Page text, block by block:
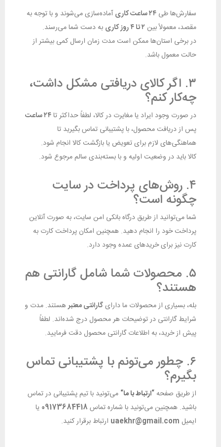
سفارش‌ها طی ۲۴ ساعت کاری
آماده‌سازی می‌شوند و با توجه به
مقصد، معمولاً بین ۲ تا ۴ روز کاری
به دست شما می‌رسند.
در برخی استان‌ها ممکن است مدت زمان ارسال کمی بیشتر از
حالت معمول باشد.
۳. اگر کالای دریافتی مشکل داشت،
چه‌کار کنم؟
در صورت وجود ایراد یا مغایرت در کالا، لطفاً حداکثر تا۲۴ ساعت
پس از دریافت محصول، با پشتیبانی تماس بگیرید تا
هماهنگی‌های لازم برای تعویض یا بازگشت کالا انجام شود.
کالا باید در وضعیت اولیه و با بسته‌بندی سالم مرجوع شود.
۴. روش‌های پرداخت در سایت
چگونه است؟
شما می‌توانید از طریق درگاه بانکی امن سایت، به صورت آنلاین
پرداخت خود را انجام دهید. همچنین امکان پرداخت کارت به
کارت نیز برای خریدهای عمده وجود دارد.
۵. محصولات شما شامل گارانتی هم
هستند؟
بله، بسیاری از محصولات ما دارایگارانتی معتبرهستند. مدت و
شرایط گارانتی در توضیحات هر محصول درج شده‌اند. لطفاً
پیش از خرید، به اطلاعات گارانتی محصول دقت فرمایید.
۶. چطور می‌تونم با پشتیبانی تماس
بگیرم؟
از طریق صفحه“ارتباط با ما“ می‌تونید با تیم پشتیبانی در تماس
باشید. همچنین می‌تونید با شماره تماس 09173684418 یا
ایمیل uaekhr@gmail.com ارتباط برقرار کنید.